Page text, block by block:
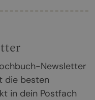
Newsletter
die besten
in dein Postfach